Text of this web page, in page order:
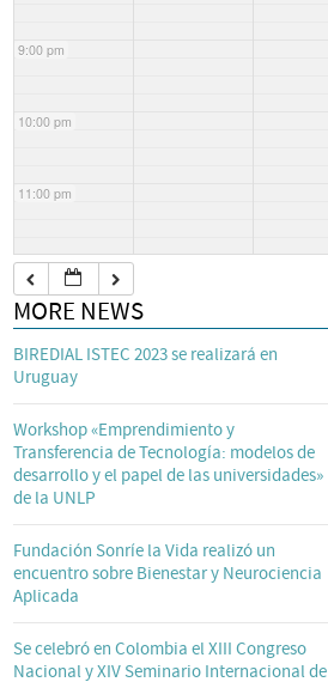
9:00 pm
10:00 pm
11:00 pm
MORE NEWS
BIREDIAL ISTEC 2023 se realizará en
Uruguay
Workshop «Emprendimiento y
Transferencia de Tecnología: modelos de
desarrollo y el papel de las universidades»
de la UNLP
Fundación Sonríe la Vida realizó un
encuentro sobre Bienestar y Neurociencia
Aplicada
Se celebró en Colombia el XIII Congreso
Nacional y XIV Seminario Internacional de